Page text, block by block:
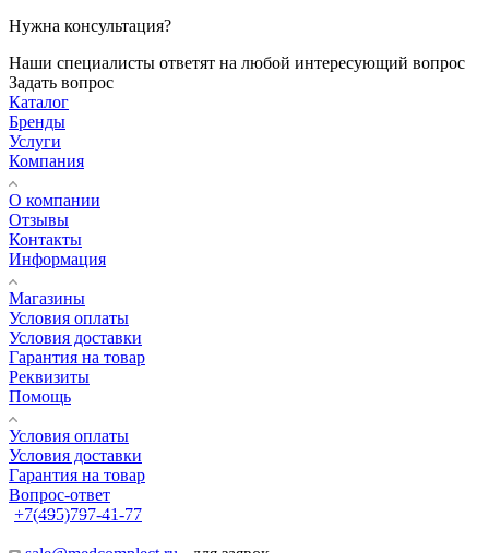
Нужна консультация?
Наши специалисты ответят на любой интересующий вопрос
Задать вопрос
Каталог
Бренды
Услуги
Компания
О компании
Отзывы
Контакты
Информация
Магазины
Условия оплаты
Условия доставки
Гарантия на товар
Реквизиты
Помощь
Условия оплаты
Условия доставки
Гарантия на товар
Вопрос-ответ
+7(495)797-41-77